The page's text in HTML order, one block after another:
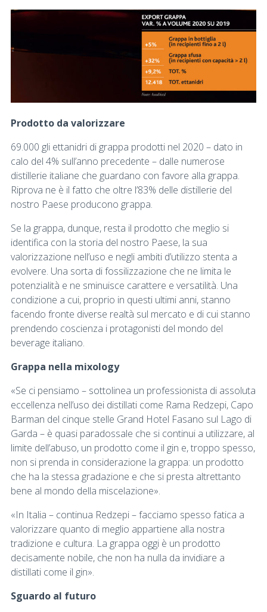
Prodotto da valorizzare
69.000 gli ettanidri di grappa prodotti nel 2020 – dato in
calo del 4% sull’anno precedente – dalle numerose
distillerie italiane che guardano con favore alla grappa.
Riprova ne è il fatto che oltre l’83% delle distillerie del
nostro Paese producono grappa.
Se la grappa, dunque, resta il prodotto che meglio si
identifica con la storia del nostro Paese, la sua
valorizzazione nell’uso e negli ambiti d’utilizzo stenta a
evolvere. Una sorta di fossilizzazione che ne limita le
potenzialità e ne sminuisce carattere e versatilità. Una
condizione a cui, proprio in questi ultimi anni, stanno
facendo fronte diverse realtà sul mercato e di cui stanno
prendendo coscienza i protagonisti del mondo del
beverage italiano.
Grappa nella mixology
«Se ci pensiamo – sottolinea un professionista di assoluta
eccellenza nell’uso dei distillati come Rama Redzepi, Capo
Barman del cinque stelle Grand Hotel Fasano sul Lago di
Garda – è quasi paradossale che si continui a utilizzare, al
limite dell’abuso, un prodotto come il gin e, troppo spesso,
non si prenda in considerazione la grappa: un prodotto
che ha la stessa gradazione e che si presta altrettanto
bene al mondo della miscelazione».
«In Italia – continua Redzepi – facciamo spesso fatica a
valorizzare quanto di meglio appartiene alla nostra
tradizione e cultura. La grappa oggi è un prodotto
decisamente nobile, che non ha nulla da invidiare a
distillati come il gin».
Sguardo al futuro